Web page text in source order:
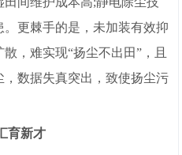
更棘手的是，未加装有效抑
，难实现“扬尘不出田”，且
数据失真突出，致使扬尘污
育新才